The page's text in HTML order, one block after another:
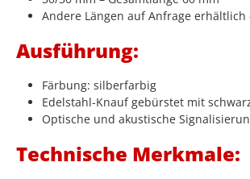
Andere Längen auf Anfrage
Ausführung:
Färbung: silberfarbig
Edelstahl-Knauf gebürstet mit
Optische und akustische
Technische Merkmale: